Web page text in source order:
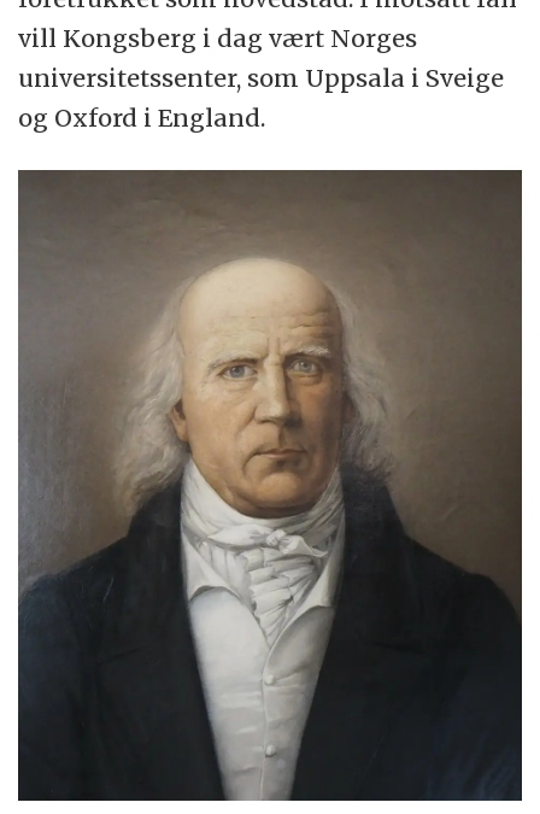
vill Kongsberg i dag vært Norges
universitetssenter, som Uppsala i Sveige
og Oxford i England.